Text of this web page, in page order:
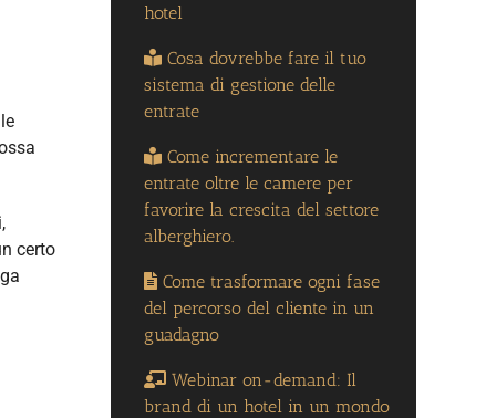
certo
hotel
Cosa dovrebbe fare il tuo
sistema di gestione delle
entrate
Come incrementare le
entrate oltre le camere per
favorire la crescita del settore
alberghiero.
Come trasformare ogni fase
del percorso del cliente in un
guadagno
Webinar on-demand: Il
brand di un hotel in un mondo